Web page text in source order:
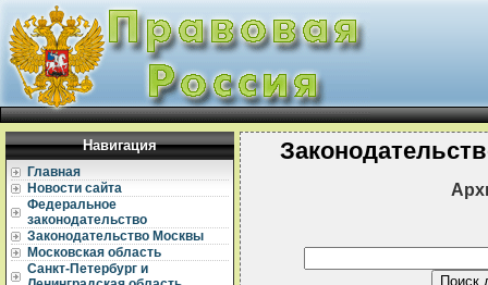
Навигация
Главная
Новости сайта
Федеральное
законодательство
Законодательство Москвы
Московская область
Санкт-Петербург и